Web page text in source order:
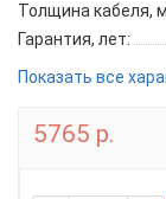
Толщина кабеля,
Гарантия, лет:
Показать все
5765 р.